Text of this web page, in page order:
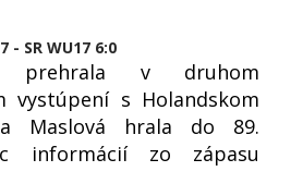
- SR WU17 6:0
prehrala v druhom
vystúpení s Holandskom
Maslová hrala do 89.
informácií zo zápasu